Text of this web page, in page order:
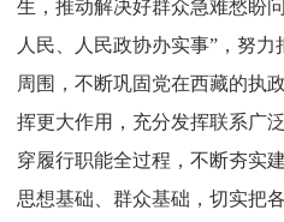
生，推动解决好群众急难愁盼
人民、人民政协办实事”，努
周围，不断巩固党在西藏的执
挥更大作用，充分发挥联系广
穿履行职能全过程，不断夯实
思想基础、群众基础，切实把